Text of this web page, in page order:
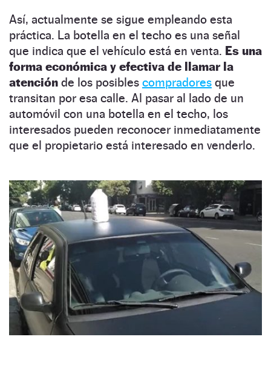
Así, actualmente se sigue empleando esta
práctica. La botella en el techo es una señal
que indica que el vehículo está en venta. Es una
forma económica y efectiva de llamar la
atención de los posibles compradores que
transitan por esa calle. Al pasar al lado de un
automóvil con una botella en el techo, los
interesados pueden reconocer inmediatamente
que el propietario está interesado en venderlo.